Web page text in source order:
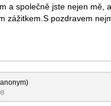
a společně jste nejen mě,
zážitkem.S pozdravem